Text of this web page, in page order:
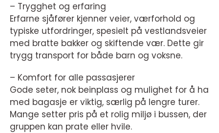
– Trygghet og erfaring
Erfarne sjåfører kjenner veier, værforhold og
typiske utfordringer, spesielt på vestlandsveier
med bratte bakker og skiftende vær. Dette gir
trygg transport for både barn og voksne.
– Komfort for alle passasjerer
Gode seter, nok beinplass og mulighet for å ha
med bagasje er viktig, særlig på lengre turer.
Mange setter pris på et rolig miljø i bussen, der
gruppen kan prate eller hvile.